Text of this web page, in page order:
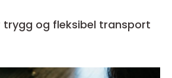
trygg og fleksibel transport